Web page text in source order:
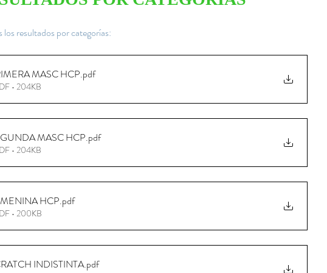
resultados por categorías:
MASC HCP.pdf
• 204KB
MASC HCP.pdf
• 204KB
HCP.pdf
• 200KB
INDISTINTA.pdf